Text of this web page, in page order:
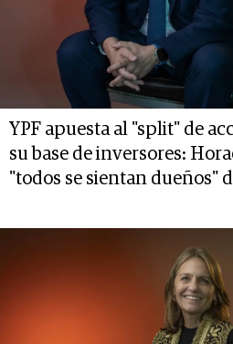
YPF apuesta al "split" de
su base de inversores:
"todos se sientan dueños"